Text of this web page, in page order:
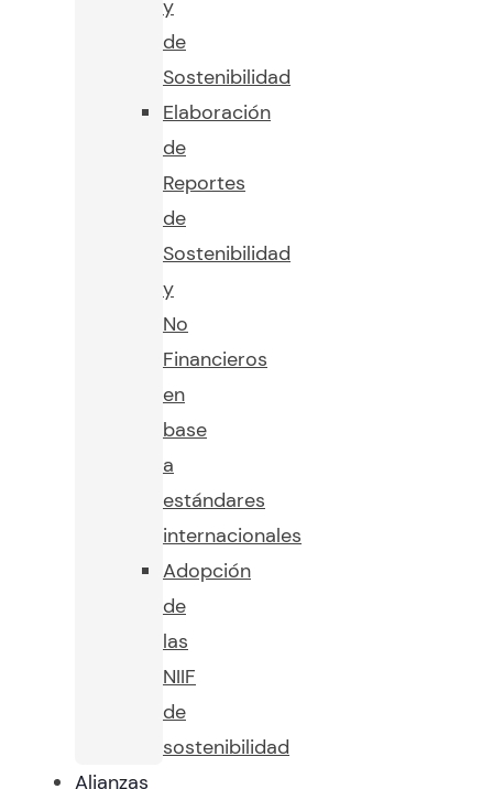
y
de
Sostenibilidad
Elaboración
de
Reportes
de
Sostenibilidad
y
No
Financieros
en
base
a
estándares
internacionales
Adopción
de
las
NIIF
de
sostenibilidad
Alianzas